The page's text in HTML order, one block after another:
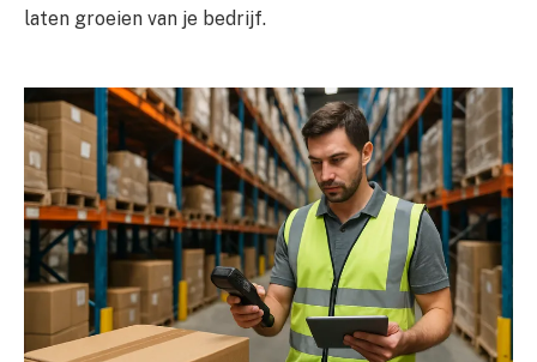
laten groeien van je bedrijf.